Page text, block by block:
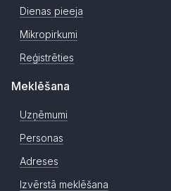
Dienas pieeja
Mikropirkumi
Reģistrēties
Meklēšana
Uzņēmumi
Personas
Adreses
Izvērstā meklēšana